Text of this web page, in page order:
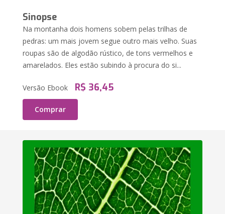
Sinopse
Na montanha dois homens sobem pelas trilhas de
pedras: um mais jovem segue outro mais velho. Suas
roupas são de algodão rústico, de tons vermelhos e
amarelados. Eles estão subindo à procura do si...
Versão Ebook R$ 36,45
Comprar